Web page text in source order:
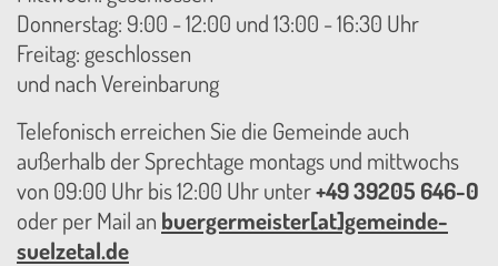
Donnerstag: 9:00 - 12:00 und 13:00 - 16:30 Uhr
Freitag: geschlossen
und nach Vereinbarung
Telefonisch erreichen Sie die Gemeinde auch
außerhalb der Sprechtage montags und mittwochs
von 09:00 Uhr bis 12:00 Uhr unter+49 39205 646-0
oder per Mail an buergermeister[at]gemeinde-
suelzetal.de